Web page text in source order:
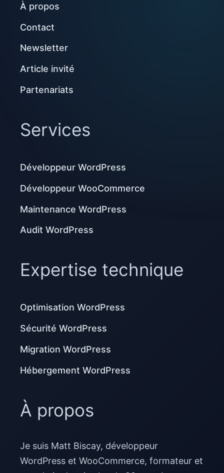
À propos
Contact
Newsletter
Article invité
Partenariats
Services
Développeur WordPress
Développeur WooCommerce
Maintenance WordPress
Audit WordPress
Expertise technique
Optimisation WordPress
Sécurité WordPress
Migration WordPress
Hébergement WordPress
À propos
Je suis Matt Biscay, développeur
WordPress et WooCommerce, formateur et